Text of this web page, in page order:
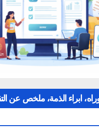
ابراء الذمة، ملخص عن